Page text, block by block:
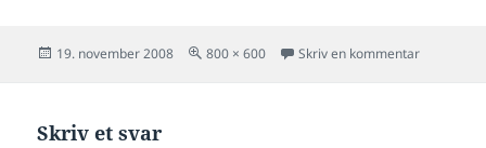
Udgivet
19. november 2008
Fuld
800 × 600 Skriv en kommentartil 40-aar-
Skriv et svar